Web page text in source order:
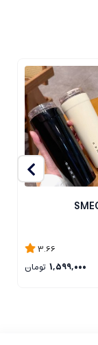
3.66
1,599,000 تومان